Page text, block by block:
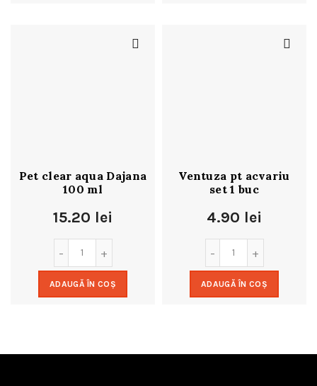
Pet clear aqua Dajana
100 ml
15.20 lei
ADAUGĂ ÎN COȘ
Ventuza pt acvariu
set 1 buc
4.90 lei
ADAUGĂ ÎN COȘ